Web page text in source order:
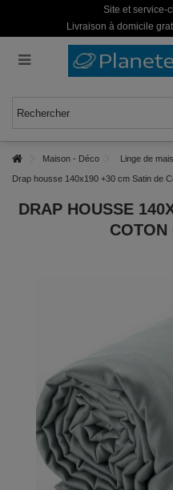
Site et service-
Livraison à domicile
Maison - Déco Linge de
Drap housse 140x190 +30 cm Satin de
DRAP HOUSSE
COTON